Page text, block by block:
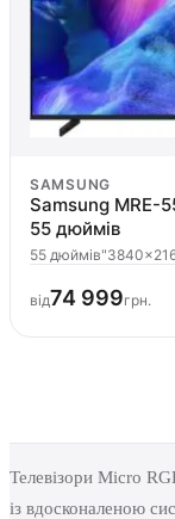
SAMSUNG
Samsung MRE-
55 дюймів
55 дюймів"
від74 999грн.
Телевізори Micro
із вдосконаленою